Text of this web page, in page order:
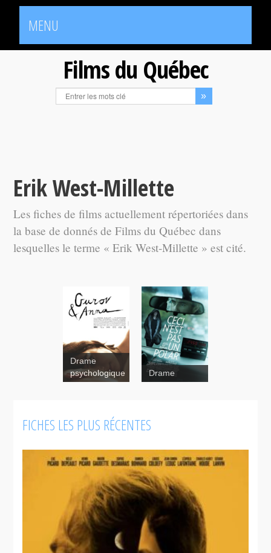
MENU
Films du Québec
Erik West-Millette
Les fiches de films actuellement répertoriées dans
la base de donnés de Films du Québec dans
lesquelles le terme « Erik West-Millette » est cité.
Gurov &
Drame
psychologique
n'est pas un
polar
Drame
FICHES LES PLUS RÉCENTES